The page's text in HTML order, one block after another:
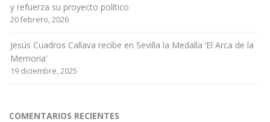
y refuerza su proyecto político
20 febrero, 2026
Jesús Cuadros Callava recibe en Sevilla la Medalla ‘El Arca de la
Memoria’
19 diciembre, 2025
COMENTARIOS RECIENTES